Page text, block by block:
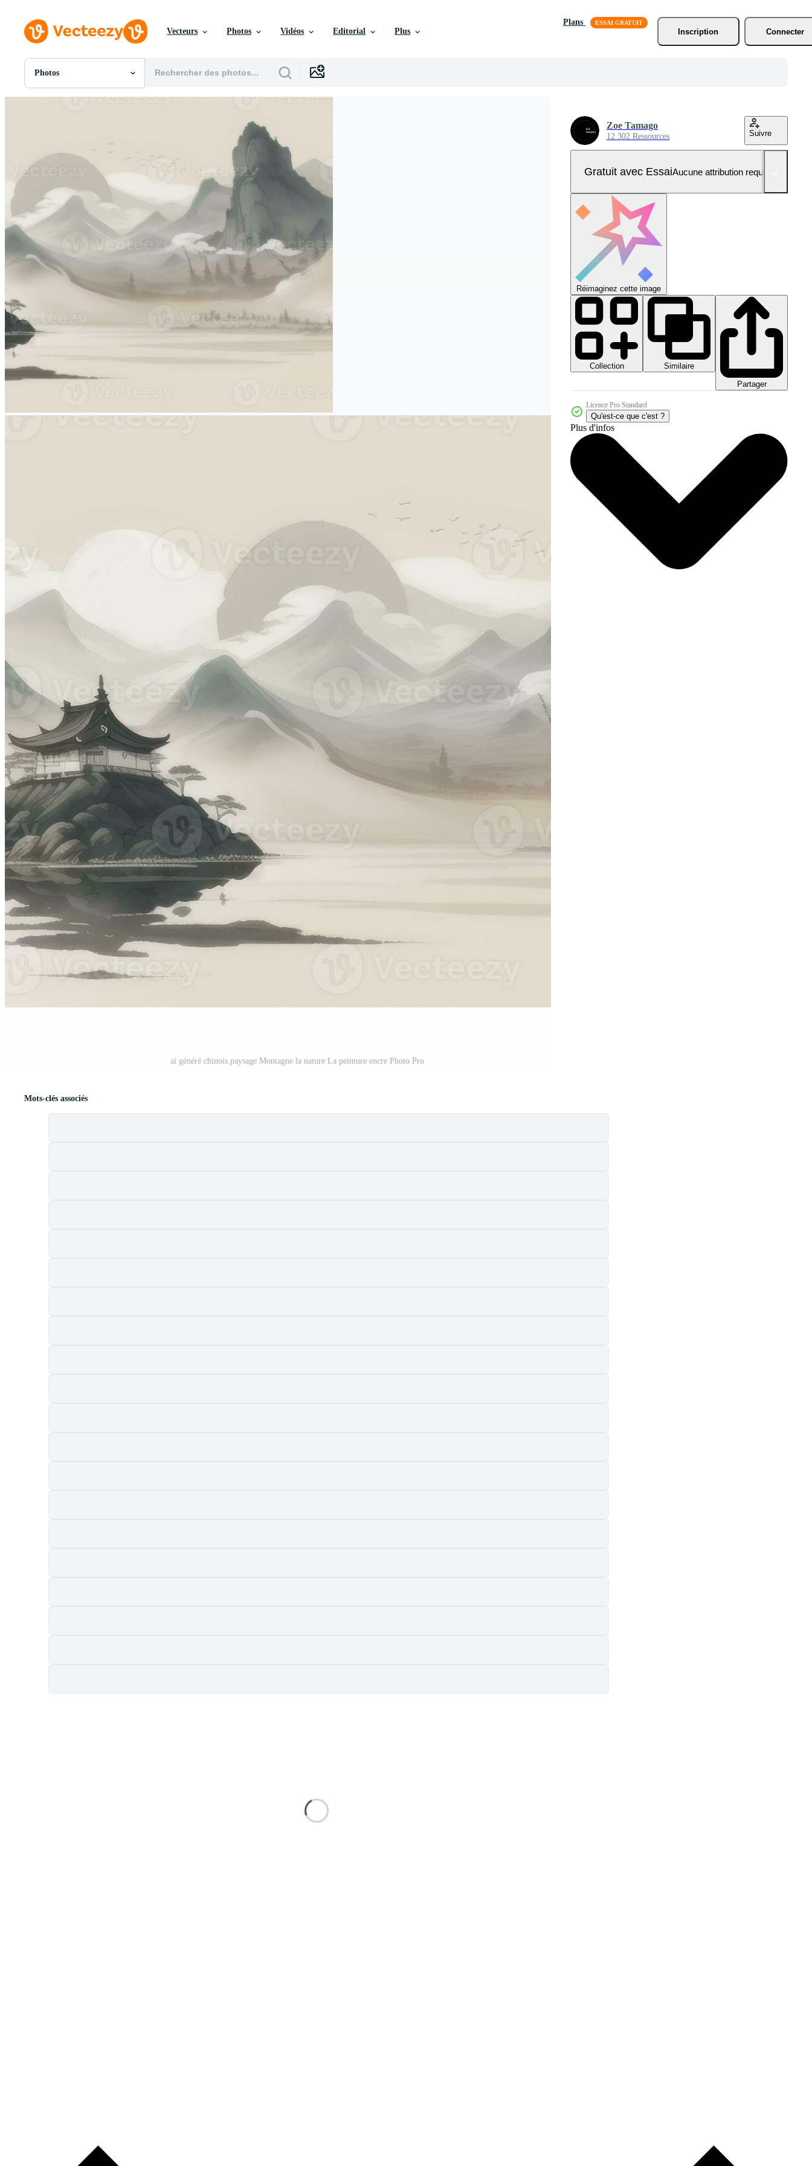
Vecteurs Photos Vidéos Editorial Plus
Plans
Inscription
Connecter
Photos
Toutes Images
Modèles
Vidéos
Motion graphics
Images Éditoriales
Événements Éditoriaux
ai généré chinois paysage Montagne la nature La peinture encre Photo Pro
Zoe Tamago
12 302 Ressources Suivre
Gratuit avec EssaiAucune attribution requise
Réimaginez cette image
Collection
Similaire
Partager
Licence Pro Standard
Qu'est-ce que c'est ?
Plus d'infos
Mots-clés associés